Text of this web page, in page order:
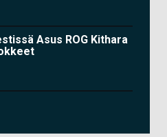
Asus ROG Kithara